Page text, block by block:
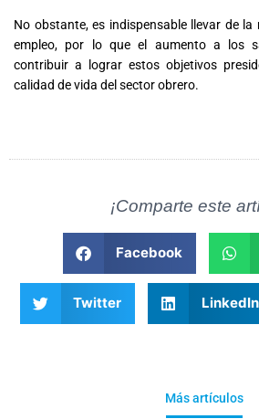
No obstante, es indispensable llevar de
empleo, por lo que el aumento a los
contribuir a lograr estos objetivos
calidad de vida del sector obrero.
¡Comparte este
Facebook
Twitter LinkedIn
Más artículos